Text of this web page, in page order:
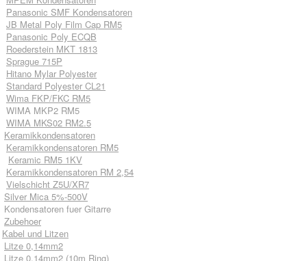
Panasonic SMF Kondensatoren
JB Metal Poly Film Cap RM5
Panasonic Poly ECQB
Roederstein MKT 1813
Sprague 715P
Hitano Mylar Polyester
Standard Polyester CL21
Wima FKP/FKC RM5
WIMA MKP2 RM5
WIMA MKS02 RM2.5
Keramikkondensatoren
Keramikkondensatoren RM5
Keramic RM5 1KV
Keramikkondensatoren RM 2,54
Vielschicht Z5U/XR7
Silver Mica 5%-500V
Kondensatoren fuer Gitarre
Zubehoer
Kabel und Litzen
Litze 0,14mm2
Litze 0,14mm2 (10m Ring)